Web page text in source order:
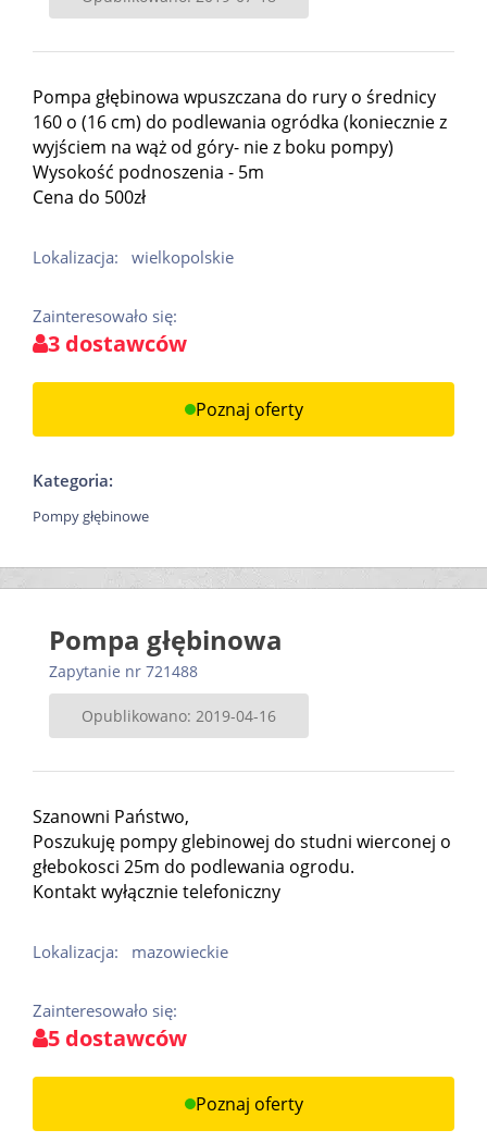
Pompa głębinowa wpuszczana do rury o średnicy
160 o (16 cm) do podlewania ogródka (koniecznie z
wyjściem na wąż od góry- nie z boku pompy)
Wysokość podnoszenia - 5m
Cena do 500zł
Lokalizacja: wielkopolskie
Zainteresowało się:
3 dostawców
Poznaj oferty
Kategoria:
Pompy głębinowe
Pompa głębinowa
Zapytanie nr 721488
Opublikowano: 2019-04-16
Szanowni Państwo,
Poszukuję pompy glebinowej do studni wierconej o
głebokosci 25m do podlewania ogrodu.
Kontakt wyłącznie telefoniczny
Lokalizacja: mazowieckie
Zainteresowało się:
5 dostawców
Poznaj oferty